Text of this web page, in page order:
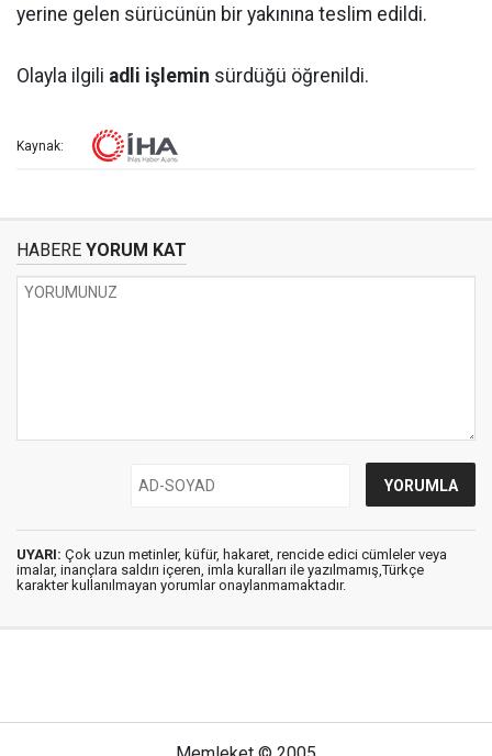
yerine gelen sürücünün bir yakınına teslim edildi.
Olayla ilgili adli işlemin sürdüğü öğrenildi.
Kaynak:
HABERE YORUM KAT
UYARI: Çok uzun metinler, küfür, hakaret, rencide edici cümleler veya
imalar, inançlara saldırı içeren, imla kuralları ile yazılmamış,Türkçe
karakter kullanılmayan yorumlar onaylanmamaktadır.